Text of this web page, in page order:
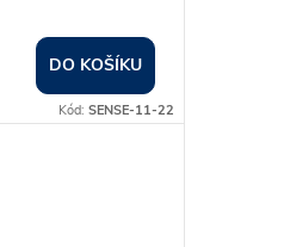
DO KOŠÍKU
Kód: SENSE-11-22